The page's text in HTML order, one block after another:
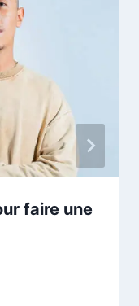
faire une